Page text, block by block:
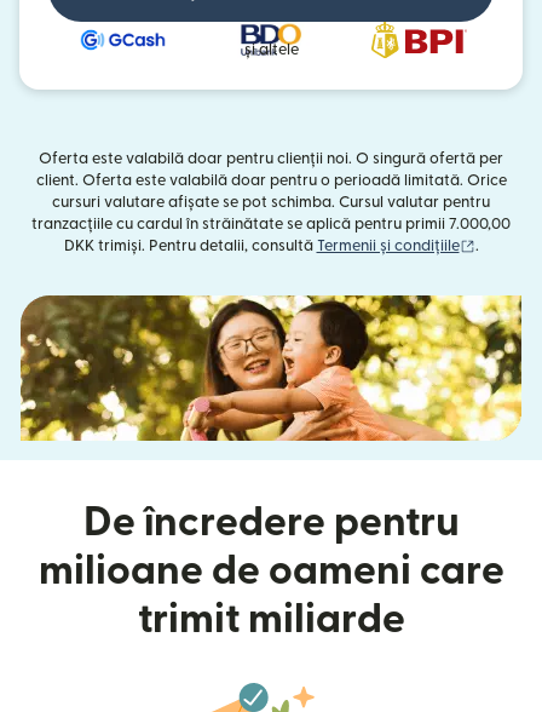
și altele
Oferta este valabilă doar pentru clienții noi. O singură ofertă per
client. Oferta este valabilă doar pentru o perioadă limitată. Orice
cursuri valutare afișate se pot schimba. Cursul valutar pentru
tranzacțiile cu cardul în străinătate se aplică pentru primii 7.000,00
DKK trimiși. Pentru detalii, consultă Termenii și condițiile (se
.
De încredere pentru
milioane de oameni care
trimit miliarde